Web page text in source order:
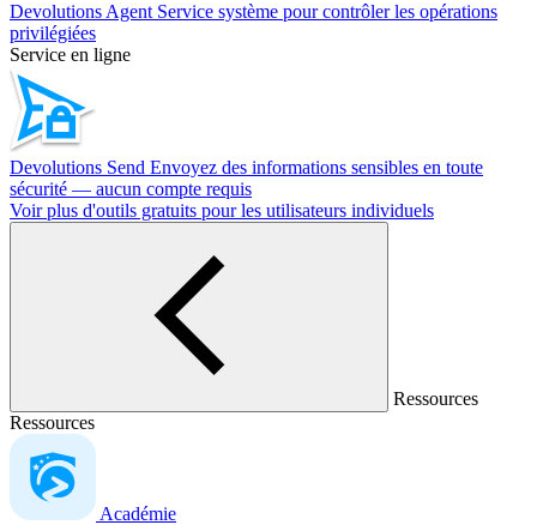
Devolutions Agent Service système pour contrôler les opérations
privilégiées
Service en ligne
Devolutions Send Envoyez des informations sensibles en toute
sécurité — aucun compte requis
Voir plus d'outils gratuits pour les utilisateurs individuels
Ressources
Ressources
Académie